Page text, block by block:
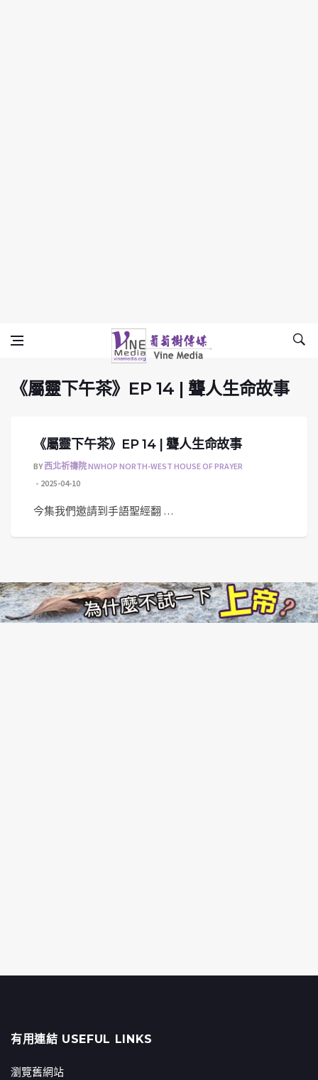
《屬靈下午茶》EP 14 | 聾人生命故事
Vine Media
葡萄樹傳媒
《屬靈下午茶》EP 14 | 聾人生命故事
《屬靈下午茶》EP 14 | 聾人生命故事
BY西北祈禱院 NWHOP NORTH-WEST HOUSE OF PRAYER
2025-04-10
今集我們邀請到手語聖經翻 …
有用連結 USEFUL LINKS
瀏覽舊網站